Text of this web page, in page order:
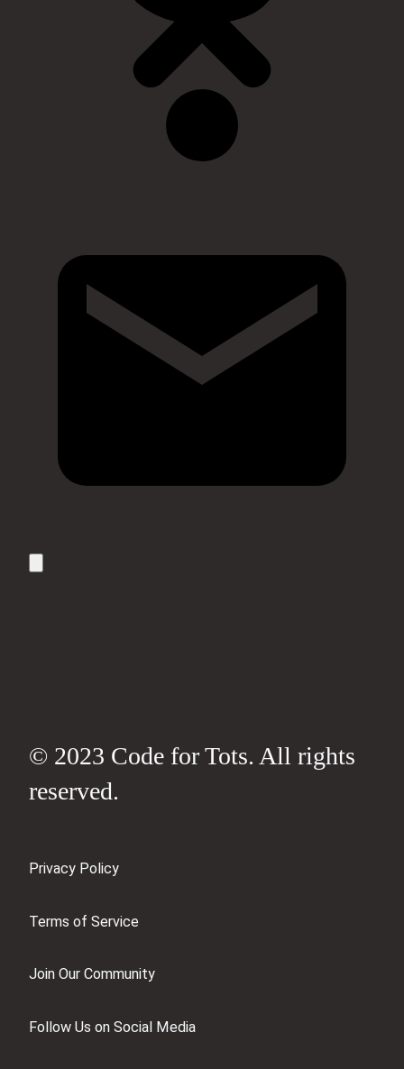
© 2023 Code for Tots. All rights
reserved.
Privacy Policy
Terms of Service
Join Our Community
Follow Us on Social Media